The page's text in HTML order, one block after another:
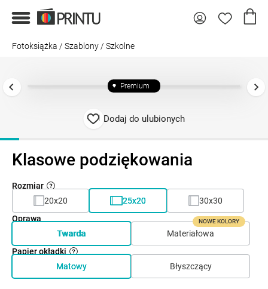
Fotoksiążka / Szablony / Szkolne
Premium
Dodaj do ulubionych
Klasowe podziękowania
Rozmiar
20x20
25x20
30x30
Oprawa
Twarda
Materiałowa
NOWE KOLORY
Papier okładki
Matowy
Błyszczący